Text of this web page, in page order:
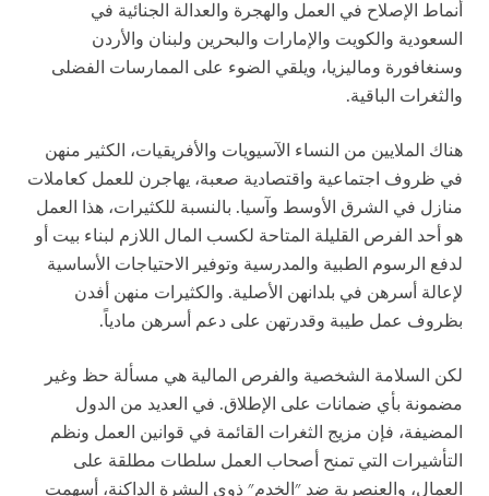
أنماط الإصلاح في العمل والهجرة والعدالة الجنائية في
السعودية والكويت والإمارات والبحرين ولبنان والأردن
وسنغافورة وماليزيا، ويلقي الضوء على الممارسات الفضلى
والثغرات الباقية.
هناك الملايين من النساء الآسيويات والأفريقيات، الكثير منهن
في ظروف اجتماعية واقتصادية صعبة، يهاجرن للعمل كعاملات
منازل في الشرق الأوسط وآسيا. بالنسبة للكثيرات، هذا العمل
هو أحد الفرص القليلة المتاحة لكسب المال اللازم لبناء بيت أو
لدفع الرسوم الطبية والمدرسية وتوفير الاحتياجات الأساسية
لإعالة أسرهن في بلدانهن الأصلية. والكثيرات منهن أفدن
بظروف عمل طيبة وقدرتهن على دعم أسرهن مادياً.
لكن السلامة الشخصية والفرص المالية هي مسألة حظ وغير
مضمونة بأي ضمانات على الإطلاق. في العديد من الدول
المضيفة، فإن مزيج الثغرات القائمة في قوانين العمل ونظم
التأشيرات التي تمنح أصحاب العمل سلطات مطلقة على
العمال، والعنصرية ضد "الخدم" ذوي البشرة الداكنة، أسهمت